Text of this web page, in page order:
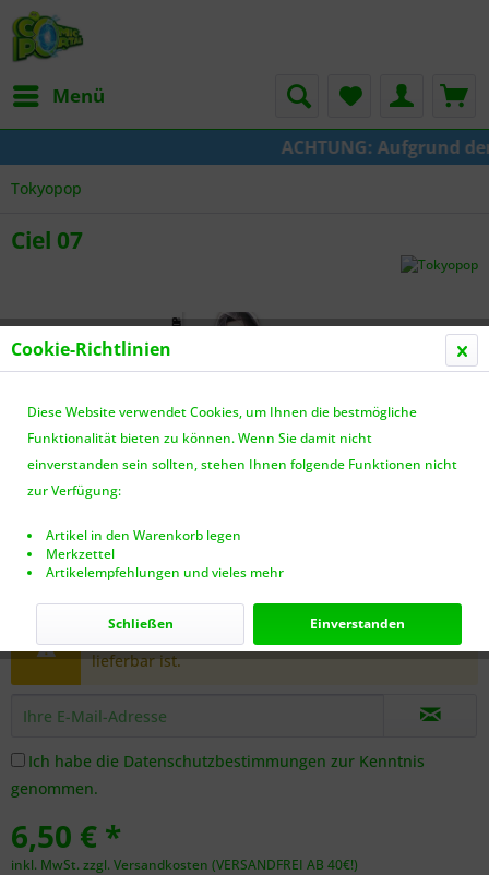
Menü
ACHTUNG: Aufgrund
Tokyopop
Ciel 07
Dieser Artikel steht derzeit nicht zur Verfügung!
Benachrichtigen Sie mich, sobald der Artikel
lieferbar ist.
Ich habe die Datenschutzbestimmungen zur Kenntnis
genommen.
6,50 € *
inkl. MwSt. zzgl. Versandkosten (VERSANDFREI AB 40€!)
Cookie-Richtlinien
Diese Website verwendet Cookies, um Ihnen die bestmögliche
Funktionalität bieten zu können. Wenn Sie damit nicht
einverstanden sein sollten, stehen Ihnen folgende Funktionen nicht
zur Verfügung:
Artikel in den Warenkorb legen
Merkzettel
Artikelempfehlungen und vieles mehr
Einverstanden
Schließen